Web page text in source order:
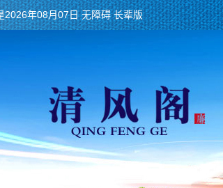
2026年08月07日 无障碍 长辈版